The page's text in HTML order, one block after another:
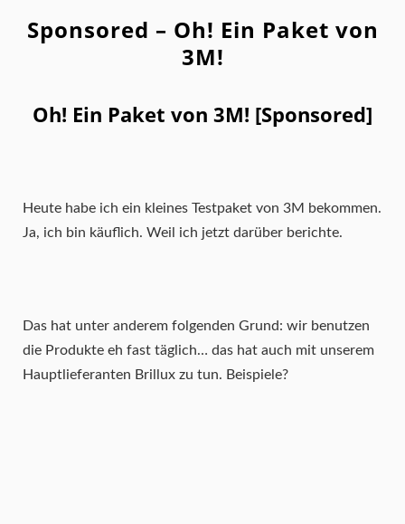
Sponsored – Oh! Ein Paket von
3M!
Oh! Ein Paket von 3M! [Sponsored]
Heute habe ich ein kleines Testpaket von 3M bekommen.
Ja, ich bin käuflich. Weil ich jetzt darüber berichte.
Das hat unter anderem folgenden Grund: wir benutzen
die Produkte eh fast täglich… das hat auch mit unserem
Hauptlieferanten Brillux zu tun. Beispiele?